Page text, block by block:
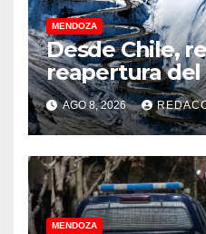
MENDOZA
Desde Chile,
reapertura del
Internacional
Libertadores:
millonarias
AGO 8, 2026
MENDOZA